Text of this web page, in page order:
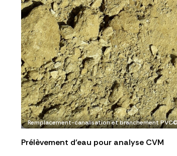
Remplacement-canalisation et branchement
Prélèvement d’eau pour analyse CVM